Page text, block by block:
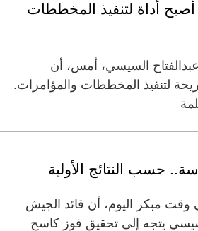
أداة لتنفيذ المخططات
السيسي، أمس، أن
لتنفيذ المخططات والمؤامرات.
حسب النتائج الأولية
وقت مبكر اليوم، أن قائد الجيش
يتجه إلى تحقيق فوز كاسح